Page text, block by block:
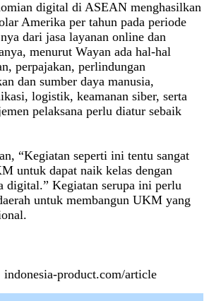
digital di ASEAN menghasilkan
Amerika per tahun pada periode
dari jasa layanan online dan
menurut Wayan ada hal-hal
perpajakan, perlindungan
dan sumber daya manusia,
logistik, keamanan siber, serta
pelaksana perlu diatur sebaik
“Kegiatan seperti ini tentu sangat
untuk dapat naik kelas dengan
digital.” Kegiatan serupa ini perlu
untuk membangun UKM yang
product.com/article